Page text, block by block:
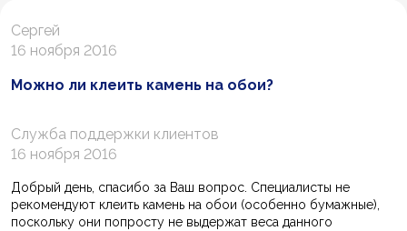
Сергей
16 ноября 2016
Можно ли клеить камень на обои?
Служба поддержки клиентов
16 ноября 2016
Добрый день, спасибо за Ваш вопрос. Специалисты не
рекомендуют клеить камень на обои (особенно бумажные),
поскольку они попросту не выдержат веса данного